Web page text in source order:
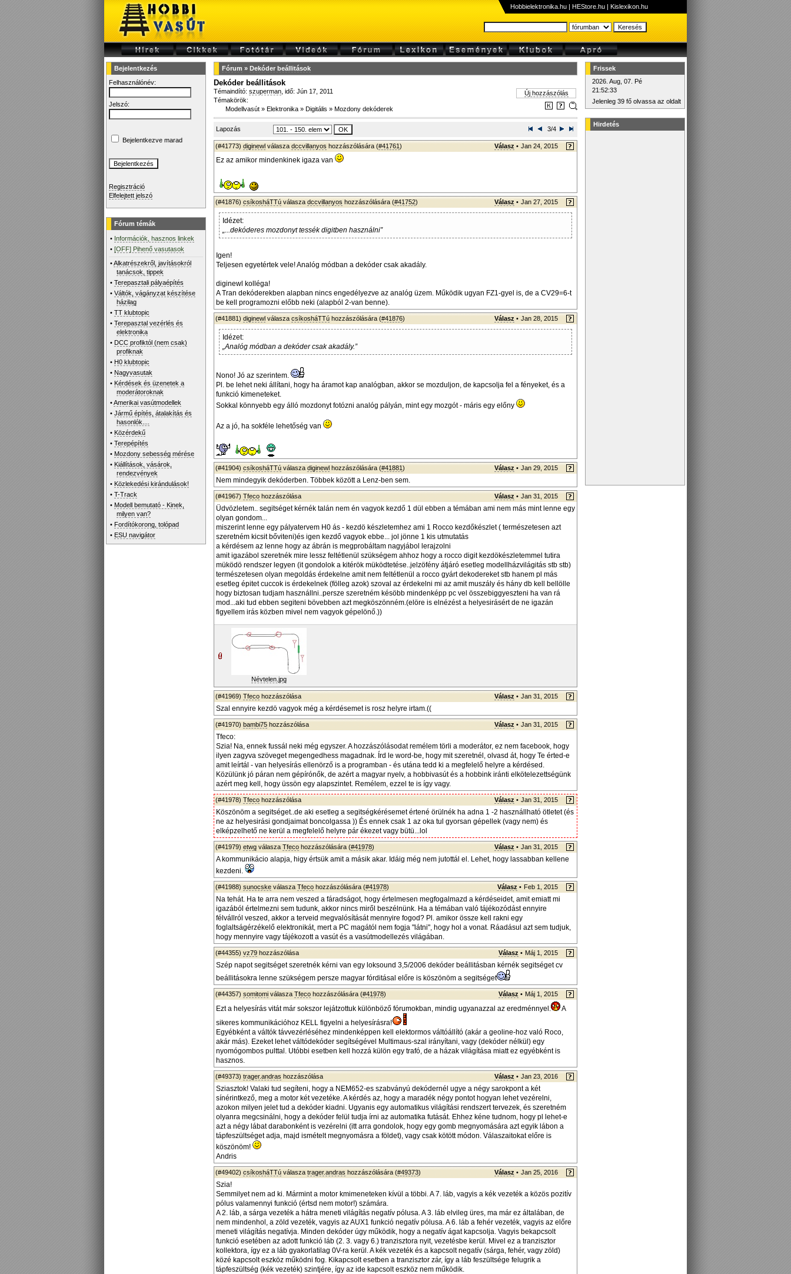
Hobbielektronika.hu | HEStore.hu | Kislexikon.hu
Bejelentkezés
Felhasználónév:
Jelszó:
Bejelentkezve marad
Regisztráció
Elfelejtett jelszó
Fórum témák
• Információk, hasznos linkek
•[OFF] Pihenő vasutasok
•Alkatrészekről, javításokról
tanácsok, tippek
•Terepasztali pályaépítés
•Váltók, vágányzat készítése
házilag
•TT klubtopic
•Terepasztal vezérlés és
elektronika
• DCC profiktól (nem csak)
profiknak
• H0 klubtopic
• Nagyvasutak
• Kérdések és üzenetek a
moderátoroknak
•Amerikai vasútmodellek
•Jármű építés, átalakítás és
hasonlók....
• Közérdekű
•Terepépítés
• Mozdony sebesség mérése
• Kiállítások, vásárok,
rendezvények
• Közlekedési kirándulások!
•T-Track
• Modell bemutató - Kinek,
milyen van?
• Fordítókorong, tolópad
• ESU navigátor
Fórum » Dekóder beállitások
Dekóder beállitások
Témaindító: szuperman , idő: Jún 17, 2011
Témakörök:
Modellvasút » Elektronika » Digitális » Mozdony dekóderek
Új hozzászólás
Lapozás 3/4
(#41773) diginewl válasza dccvillanyos hozzászólására (#41761) Válasz • Jan 24, 2015
Ez az amikor mindenkinek igaza van
(#41876) csíkosháTTú válasza dccvillanyos hozzászólására (#41752) Válasz • Jan 27, 2015
Idézet:
„...dekóderes mozdonyt tessék digitben használni”
Igen!
Teljesen egyetértek vele! Analóg módban a dekóder csak akadály.
diginewl kolléga!
A Tran dekóderekben alapban nincs engedélyezve az analóg üzem. Működik ugyan FZ1-gyel is, de a CV29=6-t
be kell programozni előbb neki (alapból 2-van benne).
(#41881) diginewl válasza csíkosháTTú hozzászólására (#41876) Válasz • Jan 28, 2015
Idézet:
„Analóg módban a dekóder csak akadály.”
Nono! Jó az szerintem.
Pl. be lehet neki állítani, hogy ha áramot kap analógban, akkor se mozduljon, de kapcsolja fel a fényeket, és a
funkció kimeneteket.
Sokkal könnyebb egy álló mozdonyt fotózni analóg pályán, mint egy mozgót - máris egy előny
Az a jó, ha sokféle lehetőség van
(#41904) csíkosháTTú válasza diginewl hozzászólására (#41881) Válasz • Jan 29, 2015
Nem mindegyik dekóderben. Többek között a Lenz-ben sem.
(#41967) Tfeco hozzászólása Válasz • Jan 31, 2015
Üdvözletem.. segitséget kérnék talán nem én vagyok kezdő 1 dül ebben a témában ami nem más mint lenne egy
olyan gondom...
miszerint lenne egy pályatervem H0 ás - kezdö készletemhez ami 1 Rocco kezdőkészlet ( természetesen azt
szeretném kicsit bőviteni)és igen kezdő vagyok ebbe... jol jönne 1 kis utmutatás
a kérdésem az lenne hogy az ábrán is megprobáltam nagyjábol lerajzolni
amit igazábol szeretnék mire lessz feltétlenül szükségem ahhoz hogy a rocco digit kezdökészletemmel tutira
müködö rendszer legyen (it gondolok a kitérök müködtetése..jelzöfény átjáró esetleg modellházvilágitás stb stb)
természetesen olyan megoldás érdekelne amit nem feltétlenül a rocco gyárt dekodereket stb hanem pl más
esetleg épitet cuccok is érdekelnek (fölleg azok) szoval az érdekelni mi az amit muszály és hány db kell bellölle
hogy biztosan tudjam használlni..persze szeretném késöbb mindenképp pc vel összebiggyeszteni ha van rá
mod...aki tud ebben segiteni bövebben azt megköszönném.(elöre is elnézést a helyesirásért de ne igazán
figyellem irás közben mivel nem vagyok gépelönő.))
Névtelen.jpg
(#41969) Tfeco hozzászólása Válasz • Jan 31, 2015
Szal ennyire kezdö vagyok még a kérdésemet is rosz helyre irtam.((
(#41970) bambi75 hozzászólása Válasz • Jan 31, 2015
Tfeco:
Szia! Na, ennek fussál neki még egyszer. A hozzászólásodat remélem törli a moderátor, ez nem facebook, hogy
ilyen zagyva szöveget megengedhess magadnak. Írd le word-be, hogy mit szeretnél, olvasd át, hogy Te érted-e
amit leírtál - van helyesírás ellenörző is a programban - és utána tedd ki a megfelelő helyre a kérdésed.
Közülünk jó páran nem gépírónők, de azért a magyar nyelv, a hobbivasút és a hobbink iránti elkötelezettségünk
azért meg kell, hogy üssön egy alapszintet. Remélem, ezzel te is így vagy.
(#41978) Tfeco hozzászólása Válasz • Jan 31, 2015
Köszönöm a segitséget..de aki esetleg a segitségkérésemet értené örülnék ha adna 1 -2 használlható ötletet (és
ne az helyesirási gondjaimat boncolgassa )) És ennek csak 1 az oka tul gyorsan gépellek (vagy nem) és
elképzelhető ne kerül a megfelelő helyre pár ékezet vagy bütü...lol
(#41979) etwg válasza Tfeco hozzászólására (#41978) Válasz • Jan 31, 2015
A kommunikácio alapja, higy értsük amit a másik akar. Idáig még nem jutottál el. Lehet, hogy lassabban kellene
kezdeni.
(#41988) sunocske válasza Tfeco hozzászólására (#41978) Válasz • Feb 1, 2015
Na tehát. Ha te arra nem veszed a fáradságot, hogy értelmesen megfogalmazd a kérdéseidet, amit emiatt mi
igazából értelmezni sem tudunk, akkor nincs miről beszélnünk. Ha a témában való tájékozódást ennyire
félvállról veszed, akkor a terveid megvalósítását mennyire fogod? Pl. amikor össze kell rakni egy
foglaltságérzékelő elektronikát, mert a PC magától nem fogja "látni", hogy hol a vonat. Ráadásul azt sem tudjuk,
hogy mennyire vagy tájékozott a vasút és a vasútmodellezés világában.
(#44355) vz79 hozzászólása Válasz • Máj 1, 2015
Szép napot segitséget szeretnék kérni van egy loksound 3,5/2006 dekóder beállitásban kérnék segitséget cv
beállitásokra lenne szükségem persze magyar fórditásal előre is köszönöm a segitséget
(#44357) somitomi válasza Tfeco hozzászólására (#41978) Válasz • Máj 1, 2015
Ezt a helyesírás vitát már sokszor lejátzottuk különböző fórumokban, mindig ugyanazzal az eredménnyel.
A
sikeres kommunikációhoz KELL figyelni a helyesírásra!
Egyébként a váltók távvezérléséhez mindenképpen kell elektormos váltóállító (akár a geoline-hoz való Roco,
akár más). Ezeket lehet váltódekóder segítségével Multimaus-szal irányítani, vagy (dekóder nélkül) egy
nyomógombos pulttal. Utóbbi esetben kell hozzá külön egy trafó, de a házak világítása miatt ez egyébként is
hasznos.
(#49373) trager.andras hozzászólása Válasz • Jan 23, 2016
Sziasztok! Valaki tud segíteni, hogy a NEM652-es szabványú dekódernél ugye a négy sarokpont a két
sínérintkező, meg a motor két vezetéke. A kérdés az, hogy a maradék négy pontot hogyan lehet vezérelni,
azokon milyen jelet tud a dekóder kiadni. Ugyanis egy automatikus világítási rendszert tervezek, és szeretném
olyanra megcsinálni, hogy a dekóder felül tudja írni az automatika futását. Ehhez kéne tudnom, hogy pl lehet-e
azt a négy lábat darabonként is vezérelni (itt arra gondolok, hogy egy gomb megnyomására azt egyik lábon a
tápfeszültséget adja, majd ismételt megnyomásra a földet), vagy csak kötött módon. Válaszaitokat előre is
köszönöm!
Andris
(#49402) csíkosháTTú válasza trager.andras hozzászólására (#49373) Válasz • Jan 25, 2016
Szia!
Semmilyet nem ad ki. Mármint a motor kmimeneteken kívül a többi. A 7. láb, vagyis a kék vezeték a közös pozitív
pólus valamennyi funkció (értsd nem motor!) számára.
A 2. láb, a sárga vezeték a hátra meneti világítás negatív pólusa. A 3. láb elvileg üres, ma már ez általában, de
nem mindenhol, a zöld vezeték, vagyis az AUX1 funkció negatív pólusa. A 6. láb a fehér vezeték, vagyis az előre
meneti világítás negatívja. Minden dekóder úgy működik, hogy a negatív ágat kapcsolja. Vagyis bekapcsolt
funkció esetében az adott funkció láb (2. 3. vagy 6.) tranzisztora nyit, vezetésbe kerül. Mivel ez a tranzisztor
kollektora, így ez a láb gyakorlatilag 0V-ra kerül. A kék vezeték és a kapcsolt negatív (sárga, fehér, vagy zöld)
közé kapcsolt eszköz működni fog. Kikapcsolt esetben a tranzisztor zár, így a láb feszültsége felugrik a
tápfeszültség (kék vezeték) szintjére, így az ide kapcsolt eszköz nem működik.
Frissek
2026. Aug, 07. Pé
21:52:33
Jelenleg 39 fő olvassa az oldalt
Hirdetés